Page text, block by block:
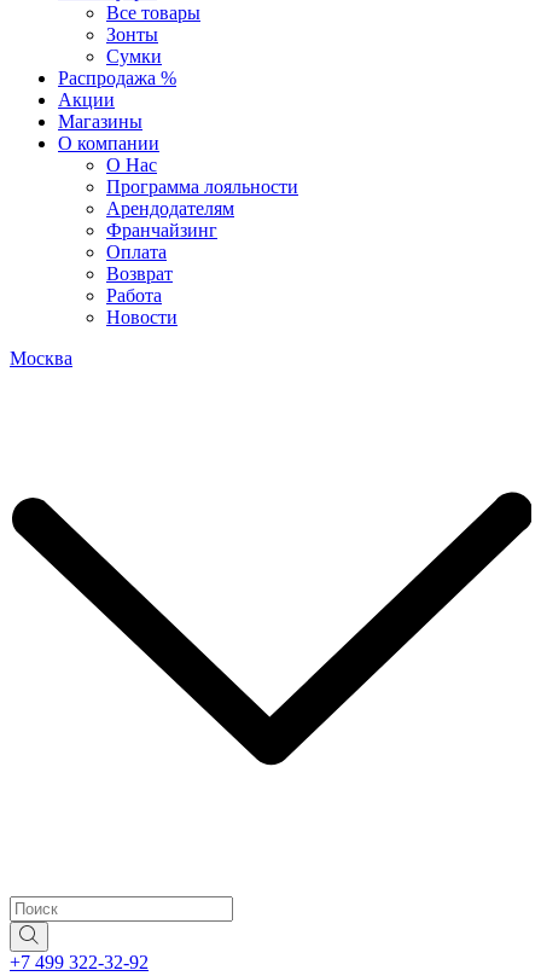
Все товары
Зонты
Сумки
Распродажа %
Акции
Магазины
О компании
О Нас
Программа лояльности
Арендодателям
Франчайзинг
Оплата
Возврат
Работа
Новости
Москва
+7 499 322-32-92